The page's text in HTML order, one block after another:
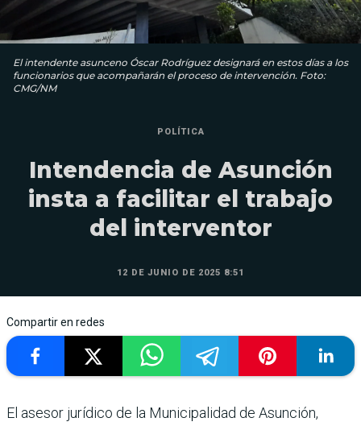
El intendente asunceno Óscar Rodríguez designará en estos días a los
funcionarios que acompañarán el proceso de intervención. Foto:
CMG/NM
POLÍTICA
Intendencia de Asunción
insta a facilitar el trabajo
del interventor
12 DE JUNIO DE 2025 8:51
Compartir en redes
El asesor jurídico de la Municipalidad de Asunción,